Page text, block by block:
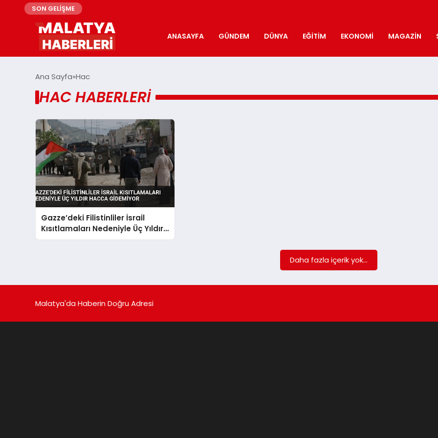
SON GELİŞME
ANASAYFA GÜNDEM DÜNYA EĞITIM EKONOMI MAGAZIN
Ana Sayfa Hac
HAC HABERLERI
Gazze’deki Filistinliler İsrail
Kısıtlamaları Nedeniyle Üç Yıldır
Hacca Gidemiyor
Daha fazla içerik yok...
Malatya'da Haberin Doğru Adresi